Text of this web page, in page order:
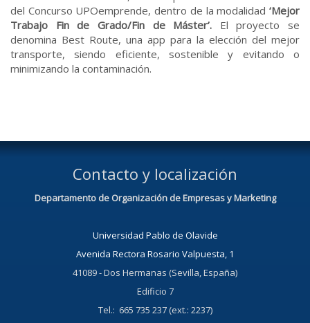
del Concurso UPOemprende, dentro de la modalidad ‘Mejor
Trabajo Fin de Grado/Fin de Máster’. El proyecto se
denomina Best Route, una app para la elección del mejor
transporte, siendo eficiente, sostenible y evitando o
minimizando la contaminación.
Contacto y localización
Departamento de Organización de Empresas y Marketing
Universidad Pablo de Olavide
Avenida Rectora Rosario Valpuesta, 1
41089 - Dos Hermanas (Sevilla, España)
Edificio 7
Tel.: 665 735 237 (ext.: 2237)